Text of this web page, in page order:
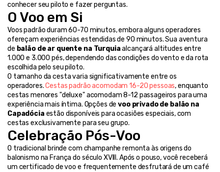
conhecer seu piloto e fazer perguntas.
O Voo em Si
Voos padrão duram 60-70 minutos, embora alguns operadores
ofereçam experiências estendidas de 90 minutos. Sua aventura
de balão de ar quente na Turquia alcançará altitudes entre
1.000 e 3.000 pés, dependendo das condições do vento e da rota
escolhida pelo seu piloto.
O tamanho da cesta varia significativamente entre os
operadores. Cestas padrão acomodam 16-20 pessoas, enquanto
cestas menores "deluxe" acomodam 8-12 passageiros para uma
experiência mais íntima. Opções de voo privado de balão na
Capadócia estão disponíveis para ocasiões especiais, com
cestas exclusivamente para seu grupo.
Celebração Pós-Voo
O tradicional brinde com champanhe remonta às origens do
balonismo na França do século XVIII. Após o pouso, você receberá
um certificado de voo e frequentemente desfrutará de um café